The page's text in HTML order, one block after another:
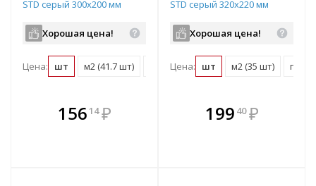
STD серый 300х200 мм
Хорошая цена!
Цена: шт м2 (41.7 шт) поддон (1750 шт)
156 14 ₽
В комплекте
всегда выгоднее!
STD серый 320х220 мм
Хорошая цена!
Цена: шт м2 (35 шт)
В комплекте
всегда выгоднее!
199 40 ₽